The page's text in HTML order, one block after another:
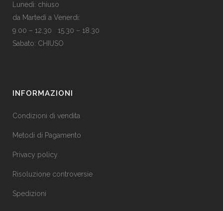
Lunedì: chiuso
da Martedì a Venerdì:
9.00 – 12.30 15.30 – 18.30
Sabato: CHIUSO
INFORMAZIONI
Condizioni di vendita
Metodi di Pagamento
Privacy policy
Risoluzione controversie
Spedizioni